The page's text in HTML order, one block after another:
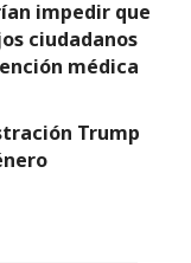
impedir que
ciudadanos
médica
Trump